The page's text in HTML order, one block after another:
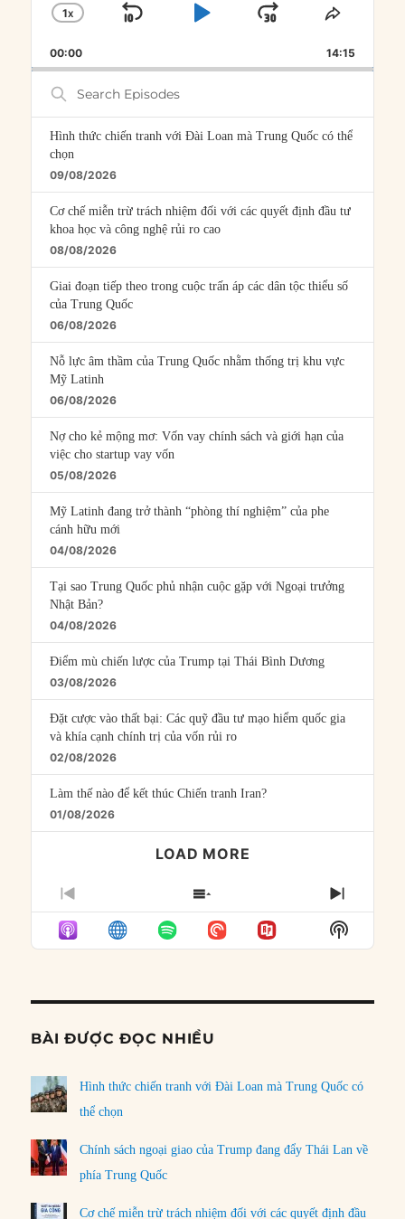
CHANGE
RATE
1X
SKIP
PLAYJUMP
FORWARD
SHARE
00:00 14:15
Search
Episodes
Hình thức chiến tranh với Đài Loan mà Trung Quốc có thể
chọn
09/08/2026
Cơ chế miễn trừ trách nhiệm đối với các quyết định đầu tư
khoa học và công nghệ rủi ro cao
08/08/2026
Giai đoạn tiếp theo trong cuộc trấn áp các dân tộc thiểu số
của Trung Quốc
06/08/2026
Nỗ lực âm thầm của Trung Quốc nhằm thống trị khu vực
Mỹ Latinh
06/08/2026
Nợ cho kẻ mộng mơ: Vốn vay chính sách và giới hạn của
việc cho startup vay vốn
05/08/2026
Mỹ Latinh đang trở thành “phòng thí nghiệm” của phe
cánh hữu mới
04/08/2026
Tại sao Trung Quốc phủ nhận cuộc gặp với Ngoại trưởng
Nhật Bản?
04/08/2026
Điểm mù chiến lược của Trump tại Thái Bình Dương
03/08/2026
Đặt cược vào thất bại: Các quỹ đầu tư mạo hiểm quốc gia
và khía cạnh chính trị của vốn rủi ro
02/08/2026
Làm thế nào để kết thúc Chiến tranh Iran?
01/08/2026
LOAD MORE
PREVIOUS
EPISODE
SHOW
EPISODES
LIST
NEXT
Show
Podcast
BÀI ĐƯỢC ĐỌC NHIỀU
Hình thức chiến tranh với Đài Loan mà Trung Quốc có
thể chọn
Chính sách ngoại giao của Trump đang đẩy Thái Lan về
phía Trung Quốc
Cơ chế miễn trừ trách nhiệm đối với các quyết định đầu